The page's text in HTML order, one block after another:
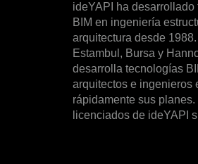
ideYAPI ha
BIM en ingeniería
arquitectura desde
Estambul, Bursa y
desarrolla tecnologías
arquitectos e ingenieros
rápidamente sus
licenciados de ideYAPI